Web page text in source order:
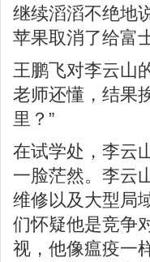
继续滔滔不绝地
苹果取消了给富
王鹏飞对李云山
老师还懂，结果
里？”
在试学处，李云
一脸茫然。李云
维修以及大型局
们怀疑他是竞争
视，他像瘟疫一